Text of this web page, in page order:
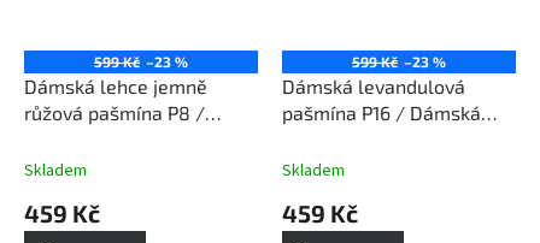
599 Kč –23 %
Dámská lehce jemně
růžová pašmína P8 /
růžová šála
Skladem
459 Kč
599 Kč –23 %
Dámská levandulová
pašmína P16 / Dámská
Skladem
459 Kč